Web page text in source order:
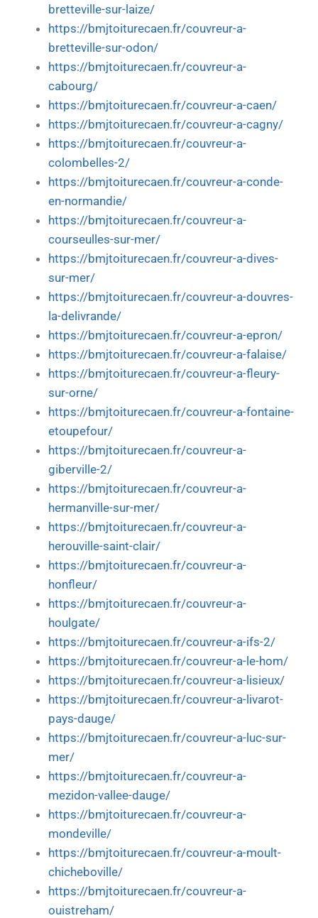
bretteville-sur-laize/
https://bmjtoiturecaen.fr/couvreur-a-
bretteville-sur-odon/
https://bmjtoiturecaen.fr/couvreur-a-
cabourg/
https://bmjtoiturecaen.fr/couvreur-a-caen/
https://bmjtoiturecaen.fr/couvreur-a-cagny/
https://bmjtoiturecaen.fr/couvreur-a-
colombelles-2/
https://bmjtoiturecaen.fr/couvreur-a-conde-
en-normandie/
https://bmjtoiturecaen.fr/couvreur-a-
courseulles-sur-mer/
https://bmjtoiturecaen.fr/couvreur-a-dives-
sur-mer/
https://bmjtoiturecaen.fr/couvreur-a-douvres-
la-delivrande/
https://bmjtoiturecaen.fr/couvreur-a-epron/
https://bmjtoiturecaen.fr/couvreur-a-falaise/
https://bmjtoiturecaen.fr/couvreur-a-fleury-
sur-orne/
https://bmjtoiturecaen.fr/couvreur-a-fontaine-
etoupefour/
https://bmjtoiturecaen.fr/couvreur-a-
giberville-2/
https://bmjtoiturecaen.fr/couvreur-a-
hermanville-sur-mer/
https://bmjtoiturecaen.fr/couvreur-a-
herouville-saint-clair/
https://bmjtoiturecaen.fr/couvreur-a-
honfleur/
https://bmjtoiturecaen.fr/couvreur-a-
houlgate/
https://bmjtoiturecaen.fr/couvreur-a-ifs-2/
https://bmjtoiturecaen.fr/couvreur-a-le-hom/
https://bmjtoiturecaen.fr/couvreur-a-lisieux/
https://bmjtoiturecaen.fr/couvreur-a-livarot-
pays-dauge/
https://bmjtoiturecaen.fr/couvreur-a-luc-sur-
mer/
https://bmjtoiturecaen.fr/couvreur-a-
mezidon-vallee-dauge/
https://bmjtoiturecaen.fr/couvreur-a-
mondeville/
https://bmjtoiturecaen.fr/couvreur-a-moult-
chicheboville/
https://bmjtoiturecaen.fr/couvreur-a-
ouistreham/